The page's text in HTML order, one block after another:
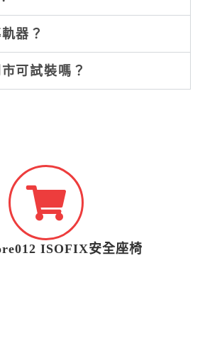
器？
可試裝嗎？
ISOFIX安全座椅